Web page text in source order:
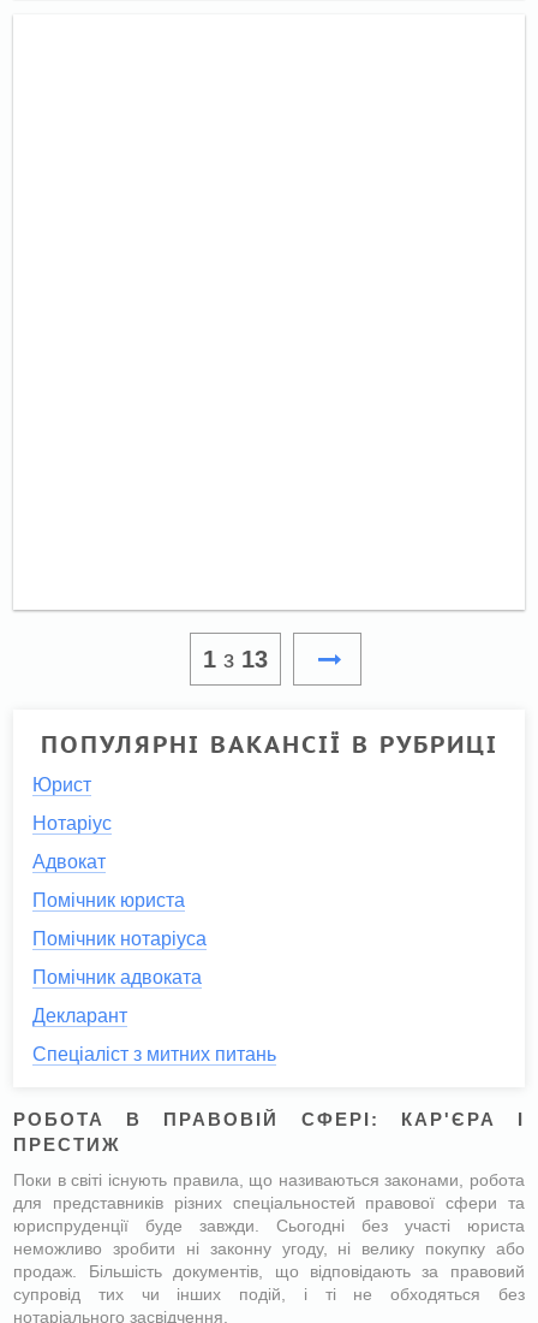
1з 13
ПОПУЛЯРНІ ВАКАНСІЇ В РУБРИЦІ
Юрист
Нотаріус
Адвокат
Помічник юриста
Помічник нотаріуса
Помічник адвоката
Декларант
Спеціаліст з митних питань
РОБОТА В ПРАВОВІЙ СФЕРІ: КАР'ЄРА І
ПРЕСТИЖ
Поки в світі існують правила, що називаються законами, робота
для представників різних спеціальностей правової сфери та
юриспруденції буде завжди. Сьогодні без участі юриста
неможливо зробити ні законну угоду, ні велику покупку або
продаж. Більшість документів, що відповідають за правовий
супровід тих чи інших подій, і ті не обходяться без
нотаріального засвідчення.